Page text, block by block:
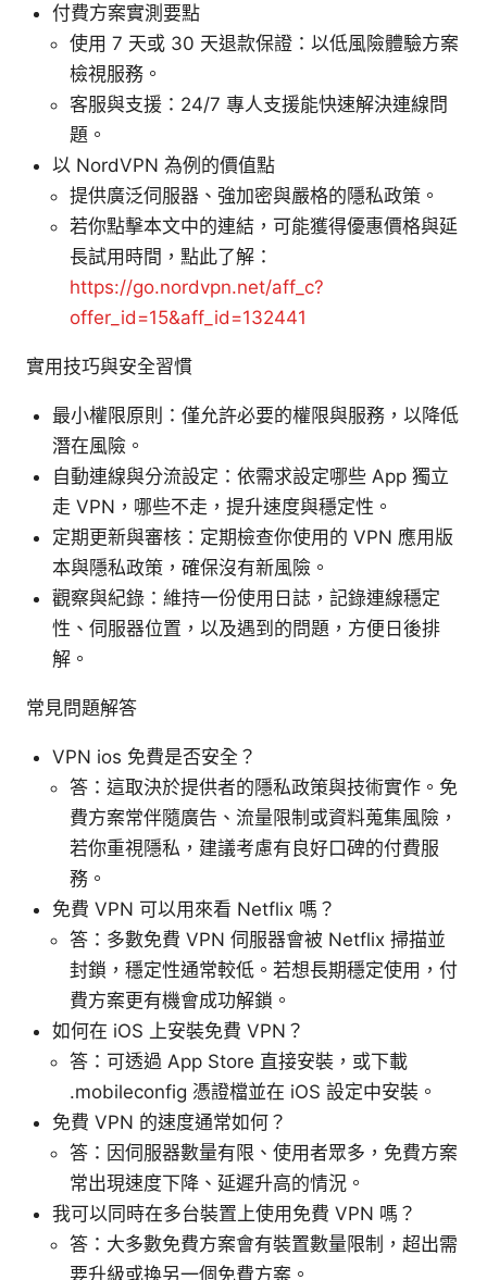
付費方案實測要點
使用 7 天或 30 天退款保證：以低風險體驗方案
檢視服務。
客服與支援：24/7 專人支援能快速解決連線問
題。
以 NordVPN 為例的價值點
提供廣泛伺服器、強加密與嚴格的隱私政策。
若你點擊本文中的連結，可能獲得優惠價格與延
長試用時間，點此了解：
https://go.nordvpn.net/aff_c?
offer_id=15&aff_id=132441
實用技巧與安全習慣
最小權限原則：僅允許必要的權限與服務，以降低
潛在風險。
自動連線與分流設定：依需求設定哪些 App 獨立
走 VPN，哪些不走，提升速度與穩定性。
定期更新與審核：定期檢查你使用的 VPN 應用版
本與隱私政策，確保沒有新風險。
觀察與紀錄：維持一份使用日誌，記錄連線穩定
性、伺服器位置，以及遇到的問題，方便日後排
解。
常見問題解答
VPN ios 免費是否安全？
答：這取決於提供者的隱私政策與技術實作。免
費方案常伴隨廣告、流量限制或資料蒐集風險，
若你重視隱私，建議考慮有良好口碑的付費服
務。
免費 VPN 可以用來看 Netflix 嗎？
答：多數免費 VPN 伺服器會被 Netflix 掃描並
封鎖，穩定性通常較低。若想長期穩定使用，付
費方案更有機會成功解鎖。
如何在 iOS 上安裝免費 VPN？
答：可透過 App Store 直接安裝，或下載
.mobileconfig 憑證檔並在 iOS 設定中安裝。
免費 VPN 的速度通常如何？
答：因伺服器數量有限、使用者眾多，免費方案
常出現速度下降、延遲升高的情況。
我可以同時在多台裝置上使用免費 VPN 嗎？
答：大多數免費方案會有裝置數量限制，超出需
要升級或換另一個免費方案。